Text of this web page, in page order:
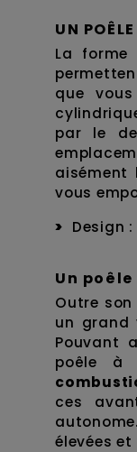
UN
La
que
par le
aisément
vous
Design
Un
Outre
un grand
Pouvant
poêle à
ces
élevées et